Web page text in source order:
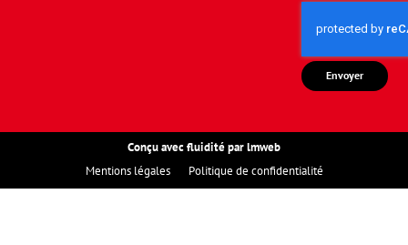
Envoyer
Conçu avec fluidité par lmweb
Mentions légales
Politique de confidentialité